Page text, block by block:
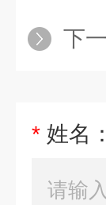
下
* 姓名：